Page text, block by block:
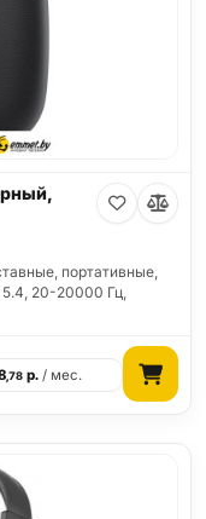
портативные,
5.4, 20-20000 Гц,
,78 р. / мес.